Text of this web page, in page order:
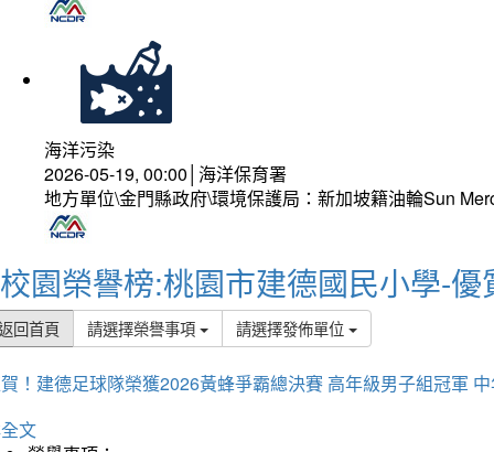
海洋污染
2026-05-19, 00:00│海洋保育署
地方單位\金門縣政府\環境保護局：新加坡籍油輪Sun
校園榮譽榜:桃園市建德國民小學-優
回首頁 請選擇榮譽事項 請選擇發佈單位
！建德足球隊榮獲2026黃蜂爭霸總決賽 高年級男子組冠軍
文